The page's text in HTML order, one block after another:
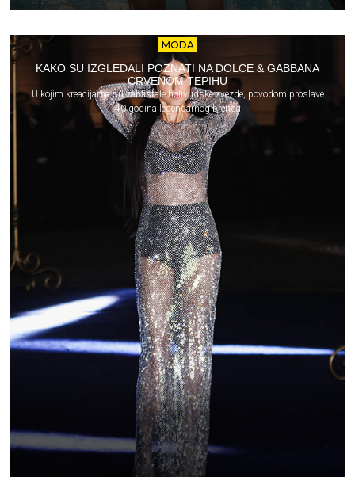
MODA
KAKO SU IZGLEDALI POZNATI NA DOLCE & GABBANA
CRVENOM TEPIHU
U kojim kreacijama su zablistale holivudske zvezde, povodom proslave
40 godina legendarnog brenda